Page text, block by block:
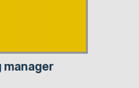
manager